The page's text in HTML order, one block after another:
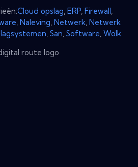
Cloud opslag ERP Firewall
Naleving Netwerk Netwerk
San Software Wolk